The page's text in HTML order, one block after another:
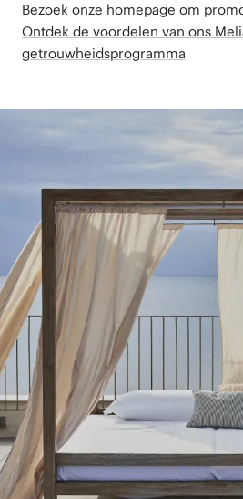
Bezoek onze homepage om
Ontdek de voordelen van ons
getrouwheidsprogramma